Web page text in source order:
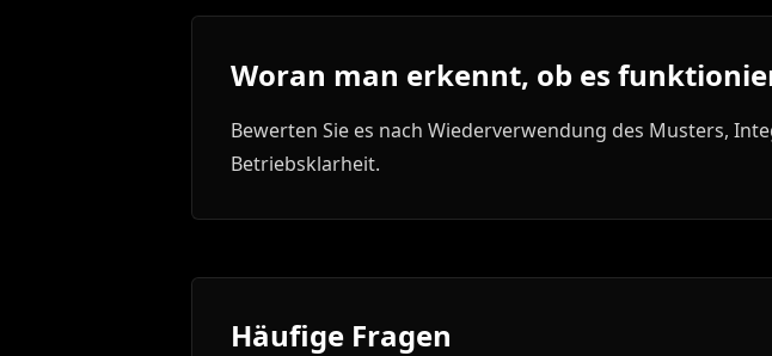
Woran man erkennt, ob es
Bewerten Sie es nach Wiederverwendung des Musters,
Betriebsklarheit.
Häufige Fragen